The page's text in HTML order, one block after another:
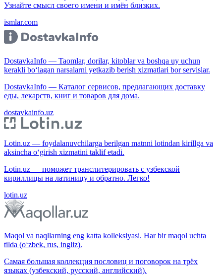
Узнайте смысл своего имени и имён близких.
ismlar.com
DostavkaInfo — Taomlar, dorilar, kitoblar va boshqa uy uchun
kerakli bo‘lagan narsalarni yetkazib berish xizmatlari bor servislar.
DostavkaInfo — Каталог сервисов, предлагающих доставку
еды, лекарств, книг и товаров для дома.
dostavkainfo.uz
Lotin.uz — foydalanuvchilarga berilgan matnni lotindan kirillga va
aksincha o‘girish xizmatini taklif etadi.
Lotin.uz — поможет транслитерировать с узбекской
кириллицы на латиницу и обратно. Легко!
lotin.uz
Maqol va naqllarning eng katta kolleksiyasi. Har bir maqol uchta
tilda (o‘zbek, rus, ingliz).
Самая большая коллекция пословиц и поговорок на трёх
языках (узбекский, русский, английский).